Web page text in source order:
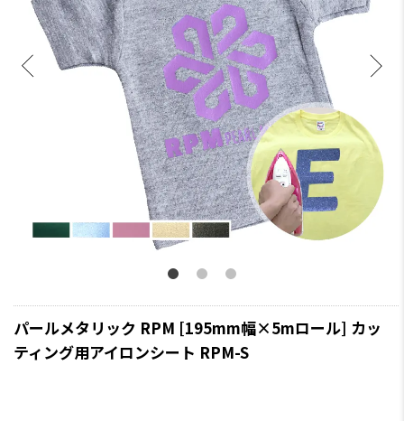
パールメタリック RPM [195mm幅×5mロール] カッ
ティング用アイロンシート RPM-S